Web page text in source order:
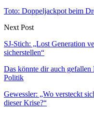
Toto: Doppeljackpot beim
Next Post
SJ-Stich: „Lost Generation
sicherstellen“
Das könnte dir auch gefallen
Politik
Gewessler: „Wo versteckt
dieser Krise?“